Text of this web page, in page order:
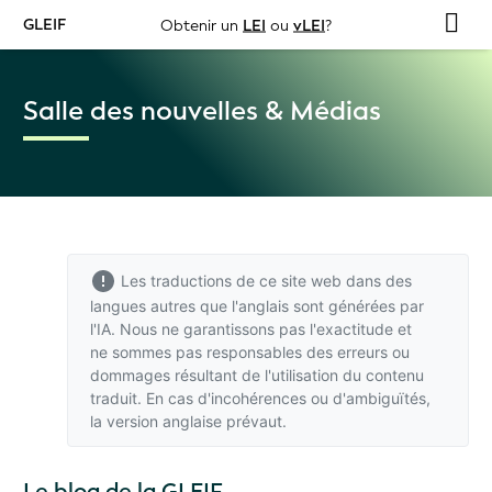
GLEIF Obtenir un LEI ou vLEI?
Salle des nouvelles & Médias
Les traductions de ce site web dans des
langues autres que l'anglais sont générées par
l'IA. Nous ne garantissons pas l'exactitude et
ne sommes pas responsables des erreurs ou
dommages résultant de l'utilisation du contenu
traduit. En cas d'incohérences ou d'ambiguïtés,
la version anglaise prévaut.